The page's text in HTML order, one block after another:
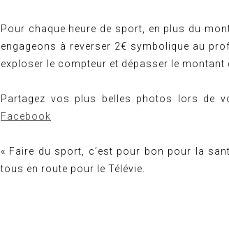
Pour chaque heure de sport, en plus du
engageons à reverser 2€ symbolique au
exploser le compteur et dépasser le montant
Partagez vos plus belles photos lors de
Facebook
« Faire du sport, c’est pour bon pour la
tous en route pour le Télévie.